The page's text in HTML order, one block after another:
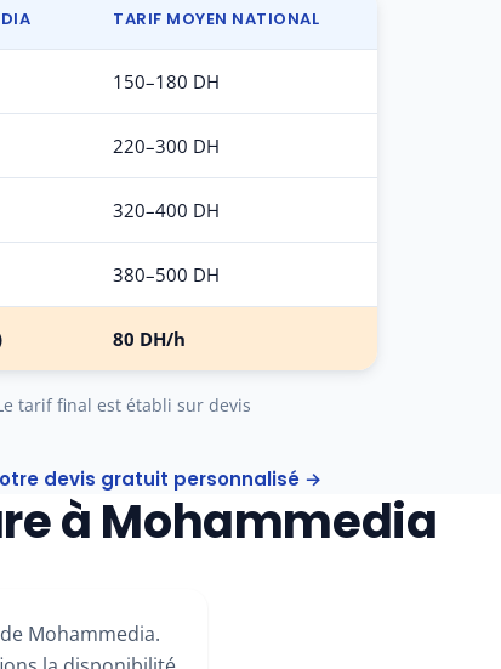
TARIF MOYEN NATIONAL
150–180 DH
220–300 DH
320–400 DH
380–500 DH
80 DH/h
tarif final est établi sur devis
devis gratuit personnalisé →
à Mohammedia
Mohammedia.